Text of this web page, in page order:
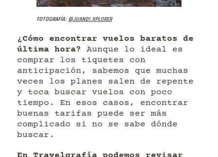
Fotografía: @juandi.xplorer
¿Cómo encontrar vuelos baratos de
última hora? Aunque lo ideal es
comprar los tiquetes con
anticipación, sabemos que muchas
veces los planes salen de repente
y toca buscar vuelos con poco
tiempo. En esos casos, encontrar
buenas tarifas puede ser más
complicado si no se sabe dónde
buscar.